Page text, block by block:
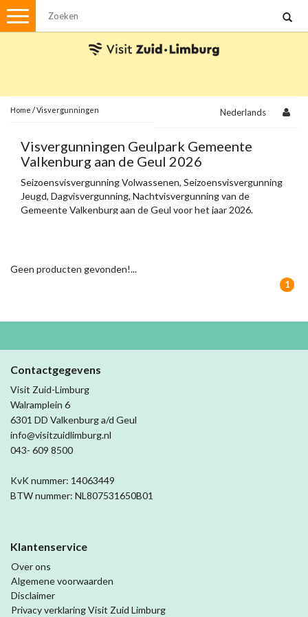
Menu
Met de auto
Visvergunningen
Plattegronden
Uit de streek
Streekpakketten
Home /Visvergunningen Nederlands
Visvergunningen Geulpark Gemeente
Valkenburg aan de Geul 2026
Seizoensvisvergunning Volwassenen, Seizoensvisvergunning
Jeugd, Dagvisvergunning, Nachtvisvergunning van de
Gemeente Valkenburg aan de Geul voor het jaar 2026.
Geen producten gevonden!...
1
Contactgegevens
Visit Zuid-Limburg
Walramplein 6
6301 DD Valkenburg a/d Geul
info@visitzuidlimburg.nl
043- 609 8500
KvK nummer: 14063449
BTW nummer: NL807531650B01
Klantenservice
Over ons
Algemene voorwaarden
Disclaimer
Privacy verklaring Visit Zuid Limburg